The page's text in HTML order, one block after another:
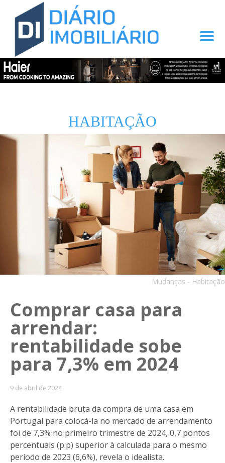
HABITAÇÃO
Mudanças - Habitação
Comprar casa para
arrendar:
rentabilidade sobe
para 7,3% em 2024
9 de abril de 2024
A rentabilidade bruta da compra de uma casa em
Portugal para colocá-la no mercado de arrendamento
foi de 7,3% no primeiro trimestre de 2024, 0,7 pontos
percentuais (p.p) superior à calculada para o mesmo
período de 2023 (6,6%), revela o idealista.